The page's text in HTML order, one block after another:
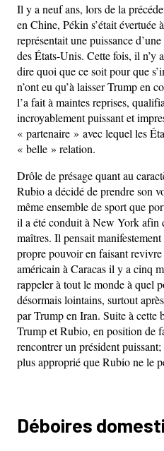
Il y a neuf ans, lors de la
en Chine, Pékin s’était évertuée
représentait une puissance
des États-Unis. Cette fois, il n’y
dire quoi que ce soit pour que
n’ont eu qu’à laisser Trump en
l’a fait à maintes reprises,
incroyablement puissant et
« partenaire » avec lequel les
« belle » relation.
Drôle de présage quant au
Rubio a décidé de prendre son
même ensemble de sport que
il a été conduit à New York afin
maîtres. Il pensait
propre pouvoir en faisant
américain à Caracas il y a cinq
rappeler à tout le monde à quel
désormais lointains, surtout
par Trump en Iran. Suite à cette
Trump et Rubio, en position de
rencontrer un président
plus approprié que Rubio ne le
Déboires